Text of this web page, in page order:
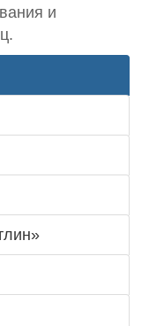
и